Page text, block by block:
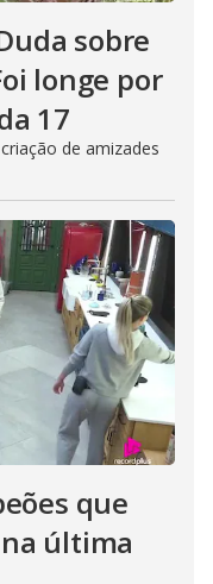
sobre
longe por
17
de amizades
que
última